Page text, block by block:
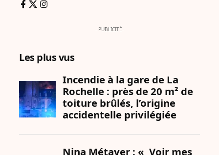
- PUBLICITÉ-
Les plus vus